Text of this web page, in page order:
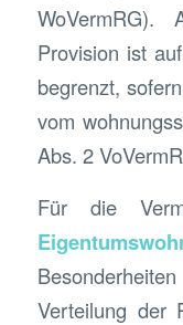
Provision ist
begrenzt,
vom
Abs. 2
Für die
Verteilung der